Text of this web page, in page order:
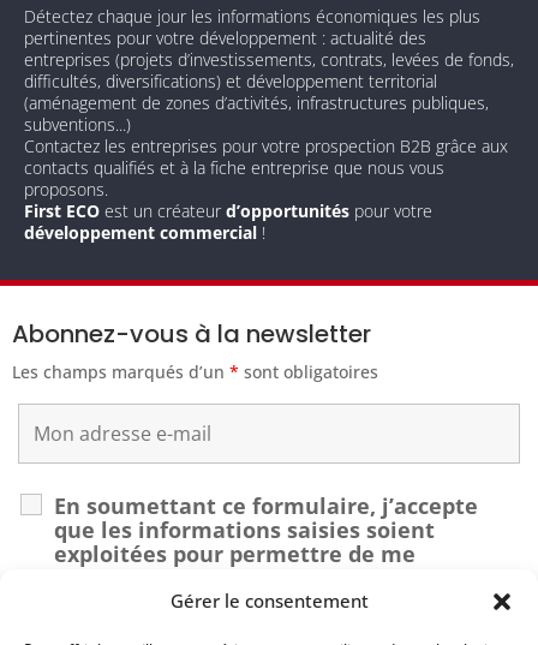
Gérer le consentement
Détectez chaque jour les informations économiques les plus
pertinentes pour votre développement : actualité des
entreprises (projets d’investissements, contrats, levées de fonds,
difficultés, diversifications) et développement territorial
(aménagement de zones d’activités, infrastructures publiques,
subventions...)
Contactez les entreprises pour votre prospection B2B grâce aux
contacts qualifiés et à la fiche entreprise que nous vous
proposons.
First ECO est un créateurd’opportunités pour votre
développement commercial !
Abonnez-vous à la newsletter
Les champs marqués d’un * sont obligatoires
En soumettant ce formulaire, j’accepte
que les informations saisies soient
exploitées pour permettre de me